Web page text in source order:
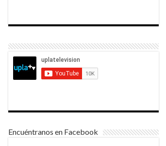
Encuéntranos en Facebook